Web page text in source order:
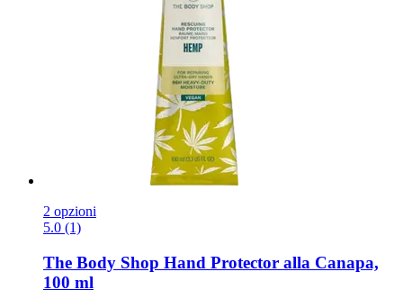
2 opzioni
5.0 (1)
The Body Shop Hand Protector alla Canapa,
100 ml